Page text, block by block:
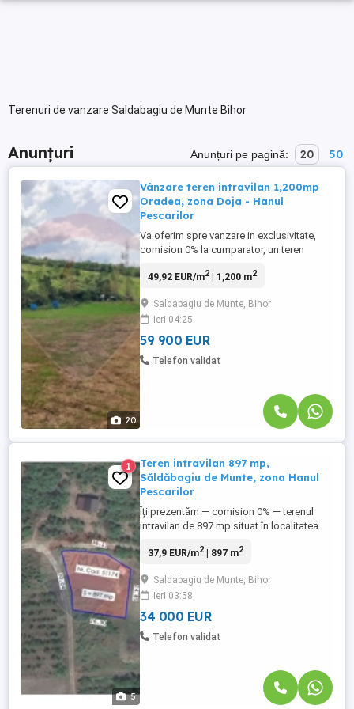
Terenuri de vanzare Saldabagiu de Munte Bihor
Anunțuri Anunțuri pe pagină: 20 50
20
Vânzare teren intravilan 1,200mp
Oradea, zona Doja - Hanul
Pescarilor
Va oferim spre vanzare in exclusivitate,
comision 0% la cumparator, un teren
la limita dintre Oradea si Săldăbagiu de
într-o zonă verde, liniștită, intr-un loc în
care natura se interfereaza cu orașul, dar
excelent conectată, ...
49,92 EUR/m2| 1,200 m2
Saldabagiu de Munte, Bihor
ieri 04:25
59 900 EUR
Telefon validat
5
1
Teren intravilan 897 mp,
Săldăbagiu de Munte, zona Hanul
Pescarilor
Îți prezentăm — comision 0% — terenul
intravilan de 897 mp situat în localitatea
poziționat lângă Lacul Săldăbagiu,
trece prin fața Hanului Pescarilor și este
într-o zonă adiacentă caselor nou
construite. Este potrivit dacă ai ...
37,9 EUR/m2| 897 m2
Saldabagiu de Munte, Bihor
ieri 03:58
34 000 EUR
Telefon validat